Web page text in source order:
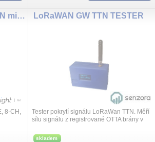
UG63-868M-EA LoRaWAN mini brána, PoE, 8-CH
8-CH,
LoRaWAN GW TTN TESTER
Tester pokrytí signálu LoRaWan TTN. Měří
sílu signálu z registrované OTTA brány v
LiPo 2600mAh baterii, mini USB kone...
skladem